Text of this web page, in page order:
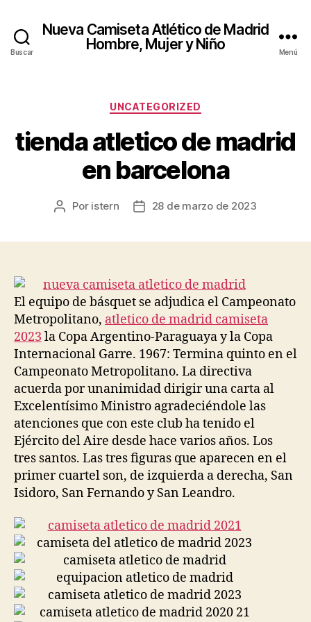
Buscar
Nueva Camiseta Atlético de Madrid
Hombre, Mujer y Niño
Menú
Categorías
UNCATEGORIZED
tienda atletico de madrid
en barcelona
Autor
Por istern
Fecha28 de marzo de 2023
El equipo de básquet se adjudica el Campeonato
Metropolitano, atletico de madrid camiseta
2023 la Copa Argentino-Paraguaya y la Copa
Internacional Garre. 1967: Termina quinto en el
Campeonato Metropolitano. La directiva
acuerda por unanimidad dirigir una carta al
Excelentísimo Ministro agradeciéndole las
atenciones que con este club ha tenido el
Ejército del Aire desde hace varios años. Los
tres santos. Las tres figuras que aparecen en el
primer cuartel son, de izquierda a derecha, San
Isidoro, San Fernando y San Leandro.